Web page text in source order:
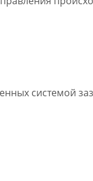
системой